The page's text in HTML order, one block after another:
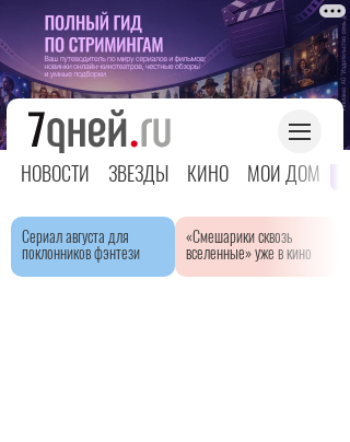
НОВОСТИ ЗВЕЗДЫ КИНО МОЙ ДОМ
Сериал августа для
поклонников фэнтези
«Смешарики сквозь
вселенные» уже в кино